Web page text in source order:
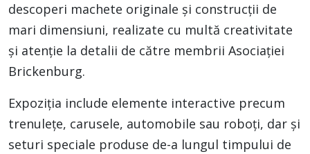
descoperi machete originale și construcții de
mari dimensiuni, realizate cu multă creativitate
și atenție la detalii de către membrii Asociației
Brickenburg.
Expoziția include elemente interactive precum
trenulețe, carusele, automobile sau roboți, dar și
seturi speciale produse de-a lungul timpului de